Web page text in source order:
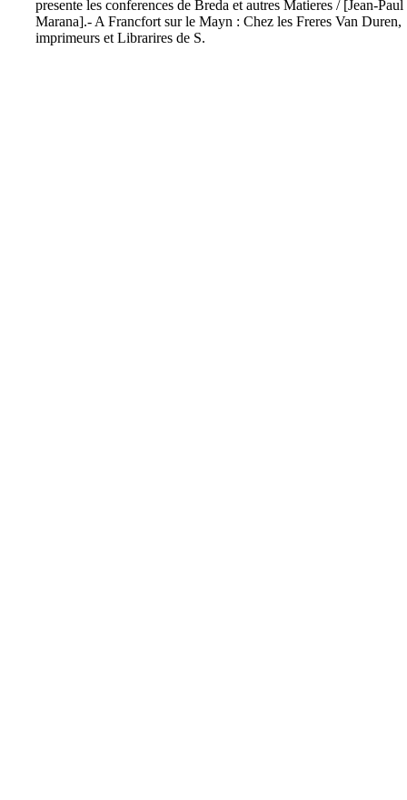
presente les conferences de Breda et autres Matieres / [Jean-Paul
Marana].- A Francfort sur le Mayn : Chez les Freres Van Duren,
imprimeurs et Librarires de S.